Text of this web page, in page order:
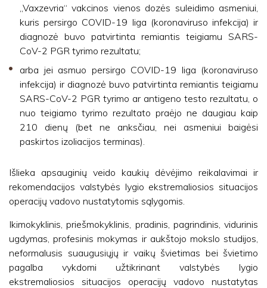
„Vaxzevria“ vakcinos vienos dozės suleidimo asmeniui,
kuris persirgo COVID-19 liga (koronaviruso infekcija) ir
diagnozė buvo patvirtinta remiantis teigiamu SARS-
CoV-2 PGR tyrimo rezultatu;
arba jei asmuo persirgo COVID-19 liga (koronaviruso
infekcija) ir diagnozė buvo patvirtinta remiantis teigiamu
SARS-CoV-2 PGR tyrimo ar antigeno testo rezultatu, o
nuo teigiamo tyrimo rezultato praėjo ne daugiau kaip
210 dienų (bet ne anksčiau, nei asmeniui baigėsi
paskirtos izoliacijos terminas).
Išlieka apsauginių veido kaukių dėvėjimo reikalavimai ir
rekomendacijos valstybės lygio ekstremaliosios situacijos
operacijų vadovo nustatytomis sąlygomis.
Ikimokyklinis, priešmokyklinis, pradinis, pagrindinis, vidurinis
ugdymas, profesinis mokymas ir aukštojo mokslo studijos,
neformalusis suaugusiųjų ir vaikų švietimas bei švietimo
pagalba vykdomi užtikrinant valstybės lygio
ekstremaliosios situacijos operacijų vadovo nustatytas